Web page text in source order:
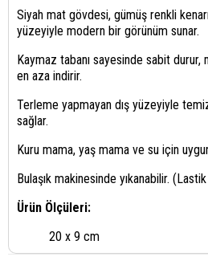
Siyah mat gövdesi, gümüş renkli
yüzeyiyle modern bir görünüm sunar.
Kaymaz tabanı sayesinde sabit
en aza indirir.
Terleme yapmayan dış yüzeyiyle
sağlar.
Kuru mama, yaş mama ve su için
Bulaşık makinesinde yıkanabilir. (Lastik
Ürün Ölçüleri:
20 x 9 cm